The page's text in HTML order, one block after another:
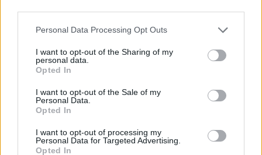
Please note that this website/app uses one or more Google
not limited to your visit or usage behaviour. You may click to
grant or deny consent to Google and its third-party tags to
use your data for below specified purposes in below Google
consent section.
Personal Data Processing Opt Outs
I want to opt-out of the Sharing of my
personal data.
Opted In
I want to opt-out of the Sale of my
Personal Data.
Opted In
I want to opt-out of processing my
Personal Data for Targeted Advertising.
Opted In
munkáltatói jogaikat
Sok volt az igazolatlan hiányzás, Pócs János fizetéslevonást
kapott, más fideszesek még kevesebbet vittek haza
A Szolnok megyei gazdák nagyon nem akarták a JÉGER
további üzemeltetését
állapotban levő buszmegálló mutatja, hogy Szolnok mennyire